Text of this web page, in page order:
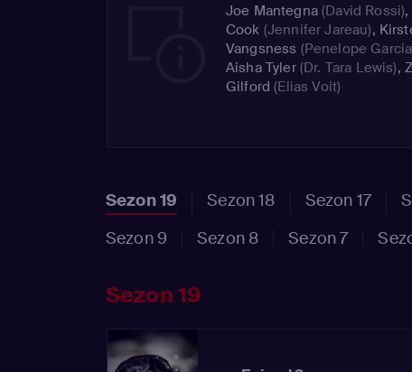
Joe Mantegna(David Rossi),
Cook (Jennifer Jareau),
Vangsness (Penelope
Aisha Tyler(Dr. Tara Lewis),
Gilford (Elias Voit)
Sezon 19 Sezon 18 Sezon 17
Sezon 9
Sezon 8 Sezon 7
Sezon 19